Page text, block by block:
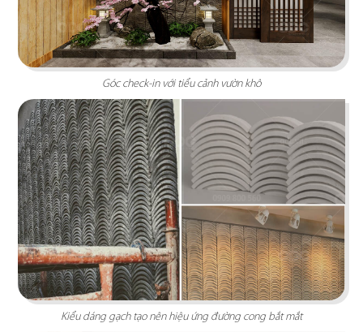
ORIFOOD BBQ & HOTPOT
Thiết kế mang đậm văn hóa Á Đông với hương vị
lẩu đặc trưng từ "Tứ Quốc"
Chi tiết
Góc check-in với tiểu cảnh vườn khô
Kiểu dáng gạch tạo nên hiệu ứng đường cong bắt mắt